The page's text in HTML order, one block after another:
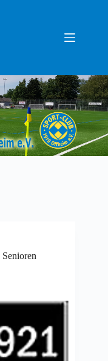
Senioren